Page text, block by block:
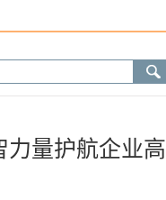
力量护航企业高